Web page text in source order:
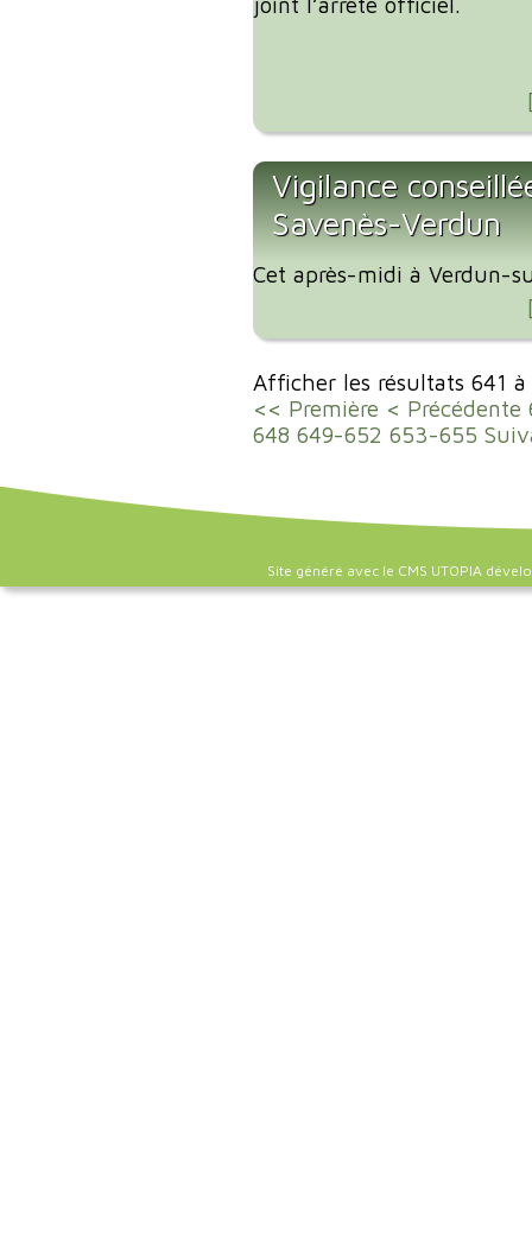
Vigilance
Savenès-Verdun
Cet après-midi à Verdun-
Afficher les résultats 641
<< Première < Précédente
648 649-652 653-655
Site généré avec le CMS UTOPIA